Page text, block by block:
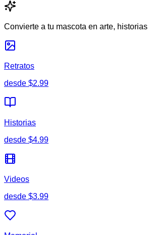
Convierte a tu mascota en arte,
Retratos
desde $2.99
Historias
desde $4.99
Videos
desde $3.99